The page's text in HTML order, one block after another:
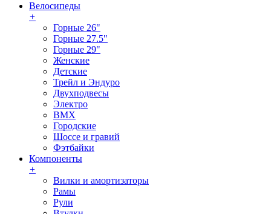
Велосипеды
+
Горные 26"
Горные 27.5"
Горные 29"
Женские
Детские
Трейл и Эндуро
Двухподвесы
Электро
BMX
Городские
Шоссе и гравий
Фэтбайки
Компоненты
+
Вилки и амортизаторы
Рамы
Рули